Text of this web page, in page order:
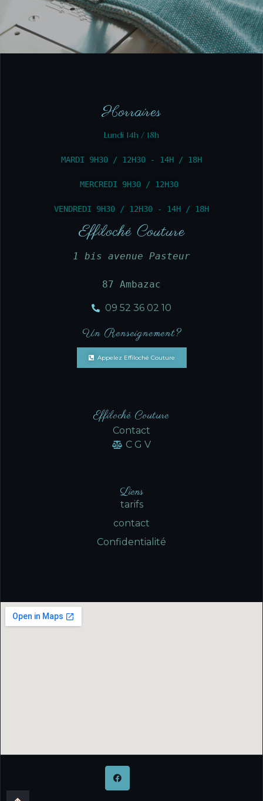
Horraires
Lundi 14h / 18h
MARDI 9H30 / 12H30 - 14H / 18H
MERCREDI 9H30 / 12H30
VENDREDI 9H30 / 12H30 - 14H / 18H
Effiloché Couture
1 bis avenue Pasteur
87 Ambazac
09 52 36 02 10
Un Renseignement?
Appelez Effiloché Couture
Effiloché Couture
Contact
C G V
Liens
tarifs
contact
Confidentialité